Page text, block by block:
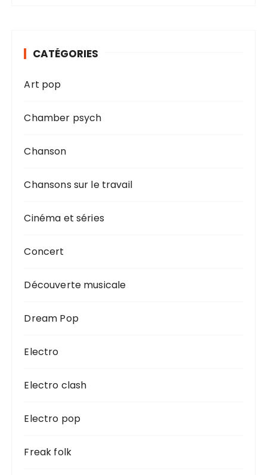
CATÉGORIES
Art pop
Chamber psych
Chanson
Chansons sur le travail
Cinéma et séries
Concert
Découverte musicale
Dream Pop
Electro
Electro clash
Electro pop
Freak folk